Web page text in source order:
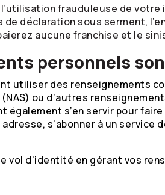
frauduleuse de
de déclaration sous serment,
aucune franchise et le
personnels
utiliser des renseignements
ou d’autres
également s’en servir pour
s’abonner à un
vol d’identité en gérant vos